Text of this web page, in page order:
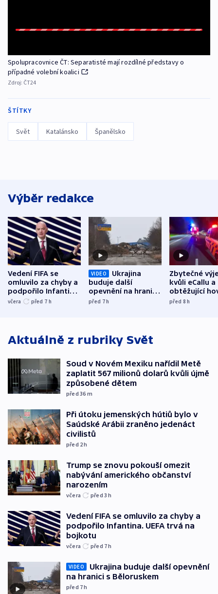
Spolupracovnice ČT: Separatisté mají rozdílné představy o
případné volební koalici
Zdroj: ČT24
ŠTÍTKY
Svět Katalánsko Španělsko
Výběr redakce
Vedení FIFA se
omluvilo za chyby a
podpořilo Infantina.
UEFA trvá na
včera před 7 h
VIDEO
Ukrajina
buduje další
opevnění na hranici
s Běloruskem
před 7h
Zbytečné
kvůli eCallu a
obtěžující
zdržují
před 8h
Aktuálně z rubriky Svět
Soud v Novém Mexiku nařídil Metě
zaplatit 567 milionů dolarů kvůli újmě
způsobené dětem
před 36 m
Při útoku jemenských hútiů bylo v
Saúdské Arábii zraněno jedenáct
civilistů
před 2h
Trump se znovu pokouší omezit
nabývání amerického občanství
narozením
včera před 3h
Vedení FIFA se omluvilo za chyby a
podpořilo Infantina. UEFA trvá na
bojkotu
včera před 7h
VIDEO
Ukrajina buduje další opevnění
na hranici s Běloruskem
před 7h